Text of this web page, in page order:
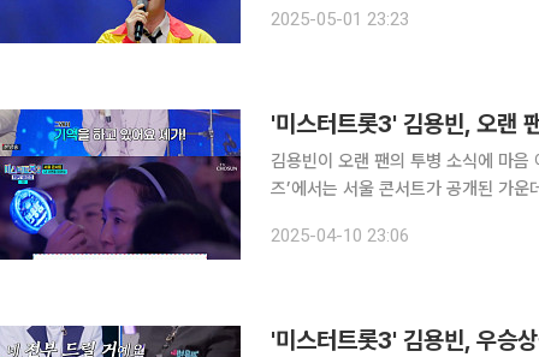
다. 남승민 씨는 디스카운트가 된다”
2025-05-01 23:23
'미스터트롯3' 김용빈, 오랜
김용빈이 오랜 팬의 투병 소식에 마음 아파했다. 10일 방송된 TV조선 ‘미
즈’에서는 서울 콘서트가 공개된 가운데
께 멤버들은 팬들의 사연을 읽고 신청
2025-04-10 23:06
'미스터트롯3' 김용빈, 우승